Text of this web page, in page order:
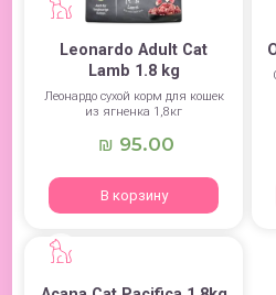
Leonardo Adult Cat
Lamb 1.8 kg
Леонардо сухой корм для кошек
из ягненка 1,8кг
₪ 95.00
В корзину